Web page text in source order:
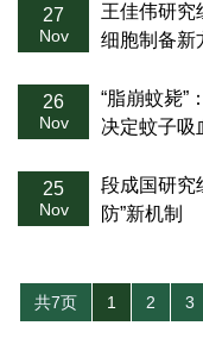
27
Nov
王佳伟研究
细胞制备新
26
Nov
“脂崩蚊毙”
决定蚊子吸
25
Nov
段成国研究
防”新机制
共7页 1 2 3